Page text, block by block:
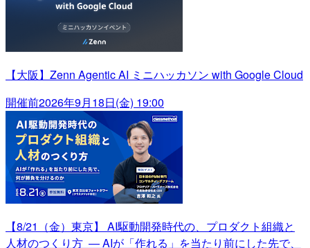
【大阪】Zenn Agentic AI ミニハッカソン with Google Cloud
開催前2026年9月18日(金) 19:00
【8/21（金）東京】 AI駆動開発時代の、プロダクト組織と
人材のつくり方 ― AIが「作れる」を当たり前にした先で、